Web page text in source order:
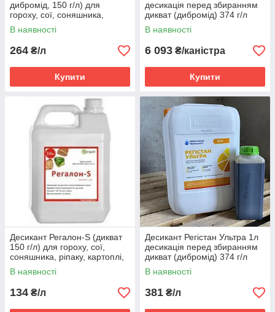
дибромід, 150 г/л) для
гороху, сої, соняшника,
ріпаку, картоплі, зернових
В наявності
264 ₴/л
Купити
десикація перед збиранням
дикват (дибромід) 374 г/л
В наявності
6 093 ₴/каністра
Купити
Десикант Регалон-S (дикват
150 г/л) для гороху, сої,
соняшника, ріпаку, картоплі,
зернових
В наявності
134 ₴/л
Десикант Регістан Ультра 1л
десикація перед збиранням
дикват (дибромід) 374 г/л
В наявності
381 ₴/л